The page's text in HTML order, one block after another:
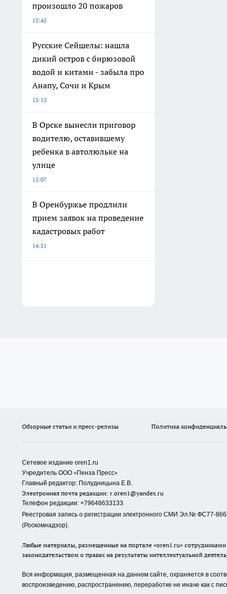
произошло 20 пожаров
15:45
Русские Сейшелы: нашла
дикий остров с бирюзовой
водой и китами - забыла про
Анапу, Сочи и Крым
15:15
В Орске вынесли приговор
водителю, оставившему
ребенка в автолюльке на
улице
15:07
В Оренбуржье продлили
прием заявок на проведение
кадастровых работ
14:51
Обзорные статьи и пресс-релизы Политика
Сетевое издание oren1.ru
Учредитель ООО «Пенза Пресс»
Главный редактор: Полудницына Е.В.
Электронная почта редакции: r.oren1@yandex.ru
Телефон редакции: +79648633133
Реестровая запись о регистрации электронного СМИ Эл.№ ФС77-
(Роскомнадзор).
Любые материалы, размещенные на портале «oren1.ru»
законодательством о правах на результаты интеллектуальной
Вся информация, размещенная на данном сайте, охраняется в
воспроизведению, распространению, переработке не иначе как с